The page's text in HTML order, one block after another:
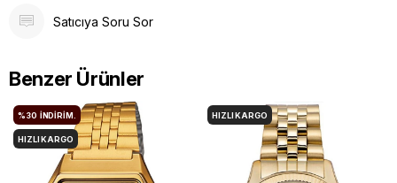
Satıcıya Soru Sor
Benzer Ürünler
%30 İNDIRIM.
HIZLI KARGO
HIZLI KARGO